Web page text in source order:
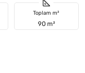
Toplam m²
90 m²